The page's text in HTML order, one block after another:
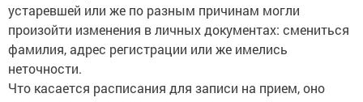
устаревшей или же по разным причинам могли
произойти изменения в личных документах: смениться
фамилия, адрес регистрации или же имелись
неточности.
Что касается расписания для записи на прием, оно